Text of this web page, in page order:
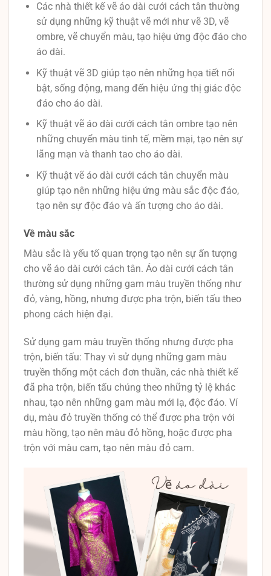
Các nhà thiết kế vẽ áo dài cưới cách tân thường
sử dụng những kỹ thuật vẽ mới như vẽ 3D, vẽ
ombre, vẽ chuyển màu, tạo hiệu ứng độc đáo cho
áo dài.
Kỹ thuật vẽ 3D giúp tạo nên những họa tiết nổi
bật, sống động, mang đến hiệu ứng thị giác độc
đáo cho áo dài.
Kỹ thuật vẽ áo dài cưới cách tân ombre tạo nên
những chuyển màu tinh tế, mềm mại, tạo nên sự
lãng mạn và thanh tao cho áo dài.
Kỹ thuật vẽ áo dài cưới cách tân chuyển màu
giúp tạo nên những hiệu ứng màu sắc độc đáo,
tạo nên sự độc đáo và ấn tượng cho áo dài.
Về màu sắc
Màu sắc là yếu tố quan trọng tạo nên sự ấn tượng
cho vẽ áo dài cưới cách tân. Áo dài cưới cách tân
thường sử dụng những gam màu truyền thống như
đỏ, vàng, hồng, nhưng được pha trộn, biến tấu theo
phong cách hiện đại.
Sử dụng gam màu truyền thống nhưng được pha
trộn, biến tấu: Thay vì sử dụng những gam màu
truyền thống một cách đơn thuần, các nhà thiết kế
đã pha trộn, biến tấu chúng theo những tỷ lệ khác
nhau, tạo nên những gam màu mới lạ, độc đáo. Ví
dụ, màu đỏ truyền thống có thể được pha trộn với
màu hồng, tạo nên màu đỏ hồng, hoặc được pha
trộn với màu cam, tạo nên màu đỏ cam.